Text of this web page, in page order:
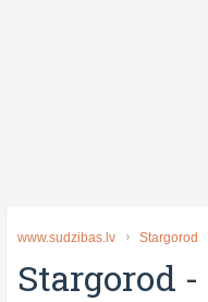
www.sudzibas.lv Stargorod
Stargorod -